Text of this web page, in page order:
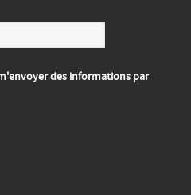
des informations par